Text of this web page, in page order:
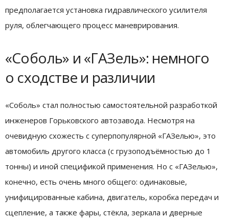
предполагается установка гидравлического усилителя
руля, облегчающего процесс маневрирования.
«Соболь» и «ГАЗель»: немного
о сходстве и различии
«Соболь» стал полностью самостоятельной разработкой
инженеров Горьковского автозавода. Несмотря на
очевидную схожесть с суперпопулярной «ГАЗелью», это
автомобиль другого класса (с грузоподъёмностью до 1
тонны) и иной спецификой применения. Но с «ГАЗелью»,
конечно, есть очень много общего: одинаковые,
унифицированные кабина, двигатель, коробка передач и
сцепление, а также фары, стёкла, зеркала и дверные